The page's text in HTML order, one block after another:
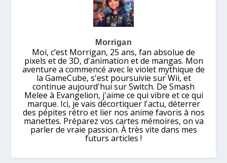
Morrigan
Moi, c’est Morrigan, 25 ans, fan absolue de
pixels et de 3D, d'animation et de mangas. Mon
aventure a commencé avec le violet mythique de
la GameCube, s'est poursuivie sur Wii, et
continue aujourd'hui sur Switch. De Smash
Melee à Evangelion, j'aime ce qui vibre et ce qui
marque. Ici, je vais décortiquer l'actu, déterrer
des pépites rétro et lier nos anime favoris à nos
manettes. Préparez vos cartes mémoires, on va
parler de vraie passion. À très vite dans mes
futurs articles !